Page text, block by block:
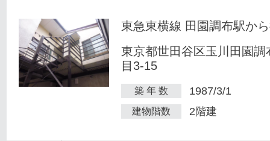
東急東横線 田園調布駅か
東京都世田谷区玉川田園調
目3-15
築 年 数 1987/3/1
建物階数 2階建